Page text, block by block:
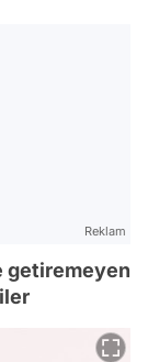
Reklam
getiremeyen